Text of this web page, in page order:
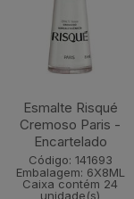
Esmalte Risqué
Cremoso Paris -
Encartelado
Código: 141693
Embalagem: 6X8ML
Caixa contém 24
unidade(s)